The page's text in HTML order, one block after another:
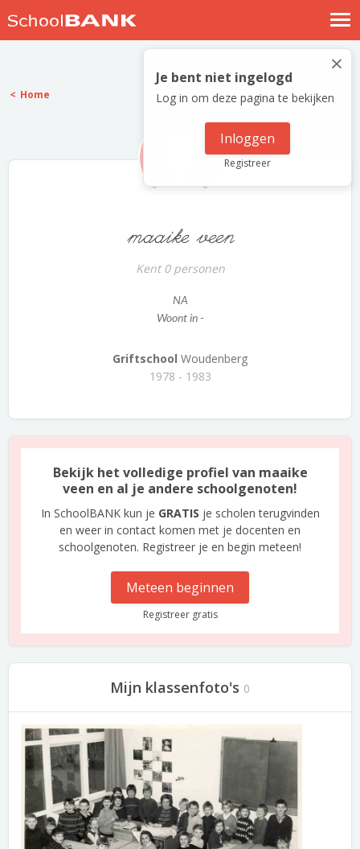
Nostalgische verhalen
Log in
Meld je gratis aan
×
Je bent niet ingelogd
Log in om deze pagina te bekijken
Inloggen
Registreer
Home
maaike veen
Kent 0 personen
NA
Woont in -
Griftschool Woudenberg
1978 - 1983
Bekijk het volledige profiel van maaike
veen en al je andere schoolgenoten!
In SchoolBANK kun je GRATIS je scholen terugvinden
en weer in contact komen met je docenten en
schoolgenoten. Registreer je en begin meteen!
Meteen beginnen
Registreer gratis
Mijn klassenfoto's 0